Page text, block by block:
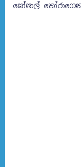
ඝෝෂාල්